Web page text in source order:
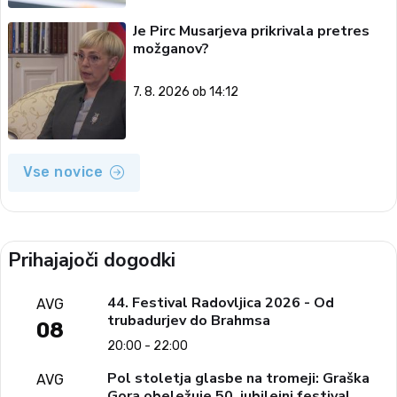
Je Pirc Musarjeva prikrivala pretres
možganov?
7. 8. 2026 ob 14:12
Vse novice
Prihajajoči dogodki
AVG
08
44. Festival Radovljica 2026 - Od
trubadurjev do Brahmsa
20:00 - 22:00
AVG
Pol stoletja glasbe na tromeji: Graška